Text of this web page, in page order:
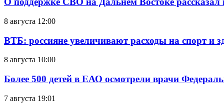
8 августа 12:00
ВТБ: россияне увеличивают расходы на спорт и
8 августа 10:00
Более 500 детей в ЕАО осмотрели врачи
7 августа 19:01